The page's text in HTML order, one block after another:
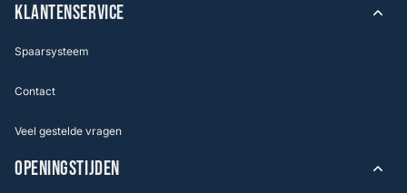
KLANTENSERVICE
Spaarsysteem
Contact
Veel gestelde vragen
OPENINGSTIJDEN